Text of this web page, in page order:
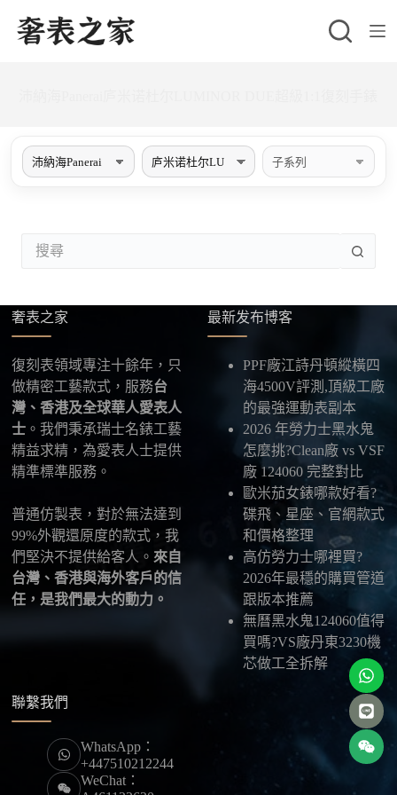
跳
至
符
奢表之家
復刻表領域專注十餘年，只
做精密工藝款式，服務台
灣、香港及全球華人愛表人
士 。我們秉承瑞士名錶工藝
精益求精，為愛表人士提供
精準標準服務。
普通仿製表，對於無法達到
99%外觀還原度的款式，我
們堅決不提供給客人。 來自
台灣、香港與海外客戶的信
任，是我們最大的動力。
最新发布博客
PPF廠江詩丹頓縱橫四
海4500V評測,頂級工廠
的最強運動表副本
2026 年勞力士黑水鬼
怎麼挑?Clean廠 vs VSF
廠 124060 完整對比
歐米茄女錶哪款好看?
碟飛、星座、官網款式
和價格整理
高仿勞力士哪裡買?
2026年最穩的購買管道
跟版本推薦
無曆黑水鬼124060值得
買嗎?VS廠丹東3230機
芯做工全拆解
聯繫我們
WhatsApp：
+447510212244
WeChat：